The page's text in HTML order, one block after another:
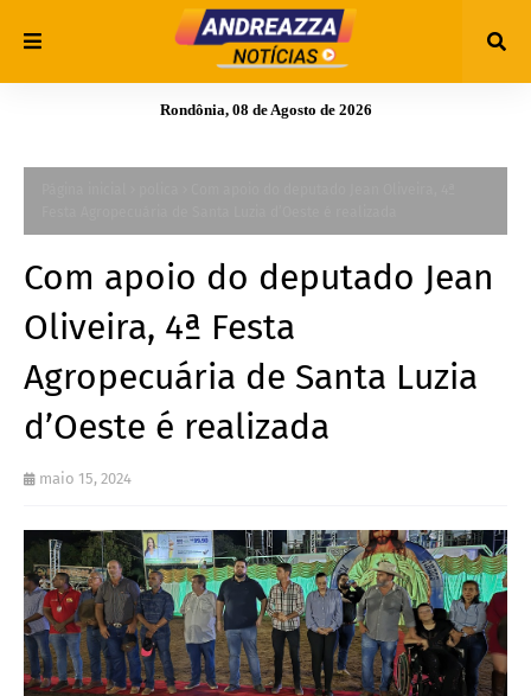
Rondônia, 08 de Agosto de 2026
Com apoio do deputado Jean
Oliveira, 4ª Festa
Agropecuária de Santa Luzia
d’Oeste é realizada
maio 15, 2024